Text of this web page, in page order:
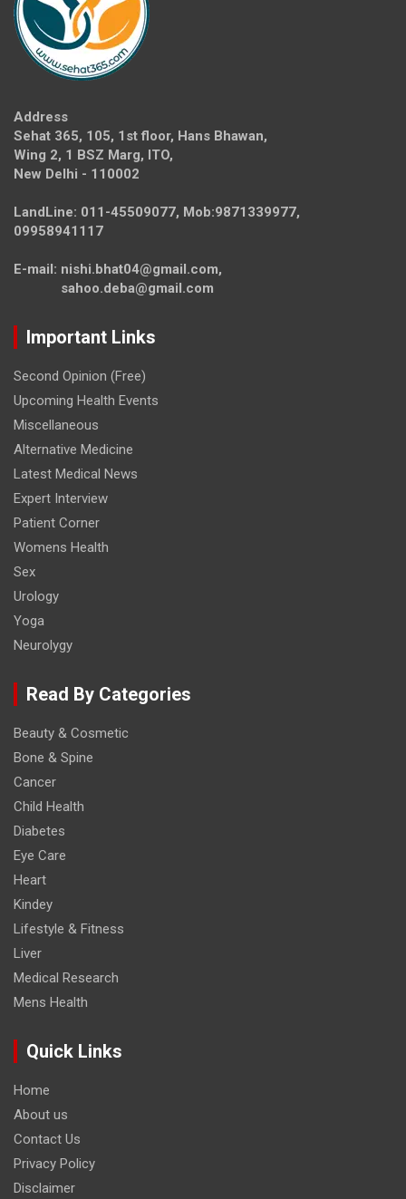
Address
Sehat 365, 105, 1st floor, Hans Bhawan,
Wing 2, 1 BSZ Marg, ITO,
New Delhi - 110002
LandLine: 011-45509077, Mob:9871339977,
09958941117
E-mail: nishi.bhat04@gmail.com,
sahoo.deba@gmail.com
Important Links
Second Opinion (Free)
Upcoming Health Events
Miscellaneous
Alternative Medicine
Latest Medical News
Expert Interview
Patient Corner
Womens Health
Sex
Urology
Yoga
Neurolygy
Read By Categories
Beauty & Cosmetic
Bone & Spine
Cancer
Child Health
Diabetes
Eye Care
Heart
Kindey
Lifestyle & Fitness
Liver
Medical Research
Mens Health
Quick Links
Home
About us
Contact Us
Privacy Policy
Disclaimer